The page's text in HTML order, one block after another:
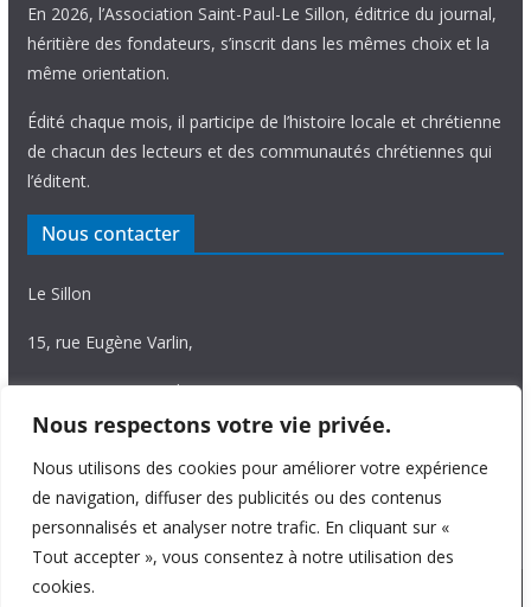
Nous respectons votre vie privée.
Nous utilisons des cookies pour améliorer votre expérience
de navigation, diffuser des publicités ou des contenus
personnalisés et analyser notre trafic. En cliquant sur «
Tout accepter », vous consentez à notre utilisation des
cookies.
En 2026, l’Association Saint-Paul-Le Sillon, éditrice du journal,
héritière des fondateurs, s’inscrit dans les mêmes choix et la
même orientation.
Édité chaque mois, il participe de l’histoire locale et chrétienne
de chacun des lecteurs et des communautés chrétiennes qui
l’éditent.
Nous contacter
Le Sillon
15, rue Eugène Varlin,
87036 Limoges Cedex.
Tél. 05 55 06 14 15
Nous écrire